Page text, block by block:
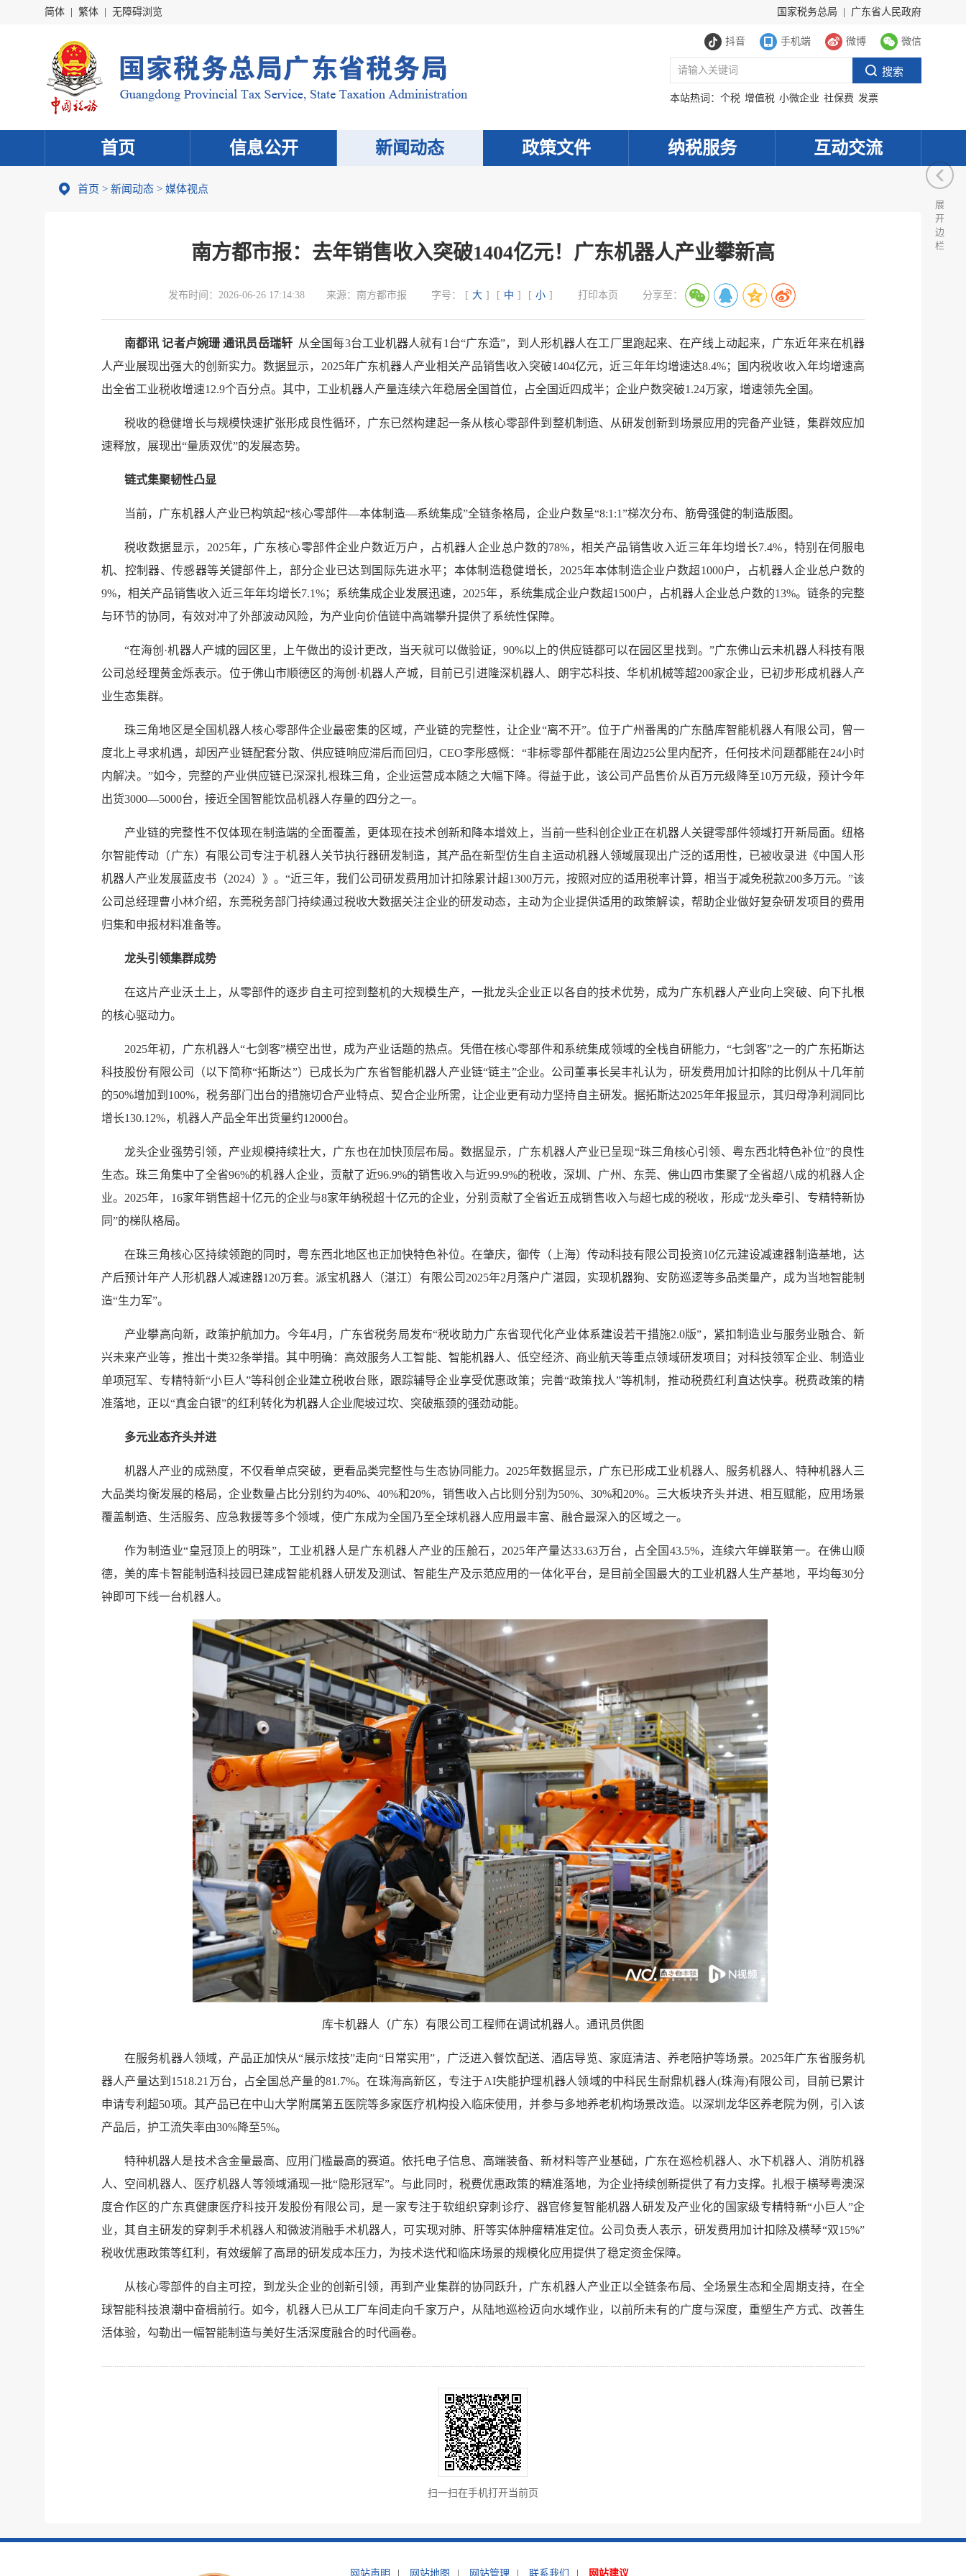
简体 繁体 无障碍浏览 国家税务总局 广东省人民政府
抖音 手机端 微博 微信
本站热词： 个税 增值税 小微企业 社保费 发票
首页 信息公开 新闻动态 政策文件 纳税服务 互动交流
首页 > 新闻动态 > 媒体视点
南方都市报：去年销售收入突破1404亿元！广东机器人产业攀新高
发布时间： 2026-06-26 17:14:38 来源： 南方都市报 字号： [ 大 ] [ 中 ] [ 小 ] 打印本页 分享至：
南都讯 记者卢婉珊 通讯员岳瑞轩从全国每3台工业机器人就有1台“广东造”，到人形机器人在工厂里跑起来、在产线上动起来，广东近年来在机器
人产业展现出强大的创新实力。数据显示，2025年广东机器人产业相关产品销售收入突破1404亿元，近三年年均增速达8.4%；国内税收收入年均增速高
出全省工业税收增速12.9个百分点。其中，工业机器人产量连续六年稳居全国首位，占全国近四成半；企业户数突破1.24万家，增速领先全国。
税收的稳健增长与规模快速扩张形成良性循环，广东已然构建起一条从核心零部件到整机制造、从研发创新到场景应用的完备产业链，集群效应加
速释放，展现出“量质双优”的发展态势。
链式集聚韧性凸显
当前，广东机器人产业已构筑起“核心零部件—本体制造—系统集成”全链条格局，企业户数呈“8:1:1”梯次分布、筋骨强健的制造版图。
税收数据显示，2025年，广东核心零部件企业户数近万户，占机器人企业总户数的78%，相关产品销售收入近三年年均增长7.4%，特别在伺服电
机、控制器、传感器等关键部件上，部分企业已达到国际先进水平；本体制造稳健增长，2025年本体制造企业户数超1000户，占机器人企业总户数的
9%，相关产品销售收入近三年年均增长7.1%；系统集成企业发展迅速，2025年，系统集成企业户数超1500户，占机器人企业总户数的13%。链条的完整
与环节的协同，有效对冲了外部波动风险，为产业向价值链中高端攀升提供了系统性保障。
“在海创·机器人产城的园区里，上午做出的设计更改，当天就可以做验证，90%以上的供应链都可以在园区里找到。”广东佛山云未机器人科技有限
公司总经理黄金烁表示。位于佛山市顺德区的海创·机器人产城，目前已引进隆深机器人、朗宇芯科技、华机机械等超200家企业，已初步形成机器人产
业生态集群。
珠三角地区是全国机器人核心零部件企业最密集的区域，产业链的完整性，让企业“离不开”。位于广州番禺的广东酷库智能机器人有限公司，曾一
度北上寻求机遇，却因产业链配套分散、供应链响应滞后而回归，CEO李彤感慨：“非标零部件都能在周边25公里内配齐，任何技术问题都能在24小时
内解决。”如今，完整的产业供应链已深深扎根珠三角，企业运营成本随之大幅下降。得益于此，该公司产品售价从百万元级降至10万元级，预计今年
出货3000—5000台，接近全国智能饮品机器人存量的四分之一。
产业链的完整性不仅体现在制造端的全面覆盖，更体现在技术创新和降本增效上，当前一些科创企业正在机器人关键零部件领域打开新局面。纽格
尔智能传动（广东）有限公司专注于机器人关节执行器研发制造，其产品在新型仿生自主运动机器人领域展现出广泛的适用性，已被收录进《中国人形
机器人产业发展蓝皮书（2024）》。“近三年，我们公司研发费用加计扣除累计超1300万元，按照对应的适用税率计算，相当于减免税款200多万元。”该
公司总经理曹小林介绍，东莞税务部门持续通过税收大数据关注企业的研发动态，主动为企业提供适用的政策解读，帮助企业做好复杂研发项目的费用
归集和申报材料准备等。
龙头引领集群成势
在这片产业沃土上，从零部件的逐步自主可控到整机的大规模生产，一批龙头企业正以各自的技术优势，成为广东机器人产业向上突破、向下扎根
的核心驱动力。
2025年初，广东机器人“七剑客”横空出世，成为产业话题的热点。凭借在核心零部件和系统集成领域的全栈自研能力，“七剑客”之一的广东拓斯达
科技股份有限公司（以下简称“拓斯达”）已成长为广东省智能机器人产业链“链主”企业。公司董事长吴丰礼认为，研发费用加计扣除的比例从十几年前
的50%增加到100%，税务部门出台的措施切合产业特点、契合企业所需，让企业更有动力坚持自主研发。据拓斯达2025年年报显示，其归母净利润同比
增长130.12%，机器人产品全年出货量约12000台。
龙头企业强势引领，产业规模持续壮大，广东也在加快顶层布局。数据显示，广东机器人产业已呈现“珠三角核心引领、粤东西北特色补位”的良性
生态。珠三角集中了全省96%的机器人企业，贡献了近96.9%的销售收入与近99.9%的税收，深圳、广州、东莞、佛山四市集聚了全省超八成的机器人企
业。2025年，16家年销售超十亿元的企业与8家年纳税超十亿元的企业，分别贡献了全省近五成销售收入与超七成的税收，形成“龙头牵引、专精特新协
同”的梯队格局。
在珠三角核心区持续领跑的同时，粤东西北地区也正加快特色补位。在肇庆，御传（上海）传动科技有限公司投资10亿元建设减速器制造基地，达
产后预计年产人形机器人减速器120万套。派宝机器人（湛江）有限公司2025年2月落户广湛园，实现机器狗、安防巡逻等多品类量产，成为当地智能制
造“生力军”。
产业攀高向新，政策护航加力。今年4月，广东省税务局发布“税收助力广东省现代化产业体系建设若干措施2.0版”，紧扣制造业与服务业融合、新
兴未来产业等，推出十类32条举措。其中明确：高效服务人工智能、智能机器人、低空经济、商业航天等重点领域研发项目；对科技领军企业、制造业
单项冠军、专精特新“小巨人”等科创企业建立税收台账，跟踪辅导企业享受优惠政策；完善“政策找人”等机制，推动税费红利直达快享。税费政策的精
准落地，正以“真金白银”的红利转化为机器人企业爬坡过坎、突破瓶颈的强劲动能。
多元业态齐头并进
机器人产业的成熟度，不仅看单点突破，更看品类完整性与生态协同能力。2025年数据显示，广东已形成工业机器人、服务机器人、特种机器人三
大品类均衡发展的格局，企业数量占比分别约为40%、40%和20%，销售收入占比则分别为50%、30%和20%。三大板块齐头并进、相互赋能，应用场景
覆盖制造、生活服务、应急救援等多个领域，使广东成为全国乃至全球机器人应用最丰富、融合最深入的区域之一。
作为制造业“皇冠顶上的明珠”，工业机器人是广东机器人产业的压舱石，2025年产量达33.63万台，占全国43.5%，连续六年蝉联第一。在佛山顺
德，美的库卡智能制造科技园已建成智能机器人研发及测试、智能生产及示范应用的一体化平台，是目前全国最大的工业机器人生产基地，平均每30分
钟即可下线一台机器人。
库卡机器人（广东）有限公司工程师在调试机器人。通讯员供图
在服务机器人领域，产品正加快从“展示炫技”走向“日常实用”，广泛进入餐饮配送、酒店导览、家庭清洁、养老陪护等场景。2025年广东省服务机
器人产量达到1518.21万台，占全国总产量的81.7%。在珠海高新区，专注于AI失能护理机器人领域的中科民生耐鼎机器人(珠海)有限公司，目前已累计
申请专利超50项。其产品已在中山大学附属第五医院等多家医疗机构投入临床使用，并参与多地养老机构场景改造。以深圳龙华区养老院为例，引入该
产品后，护工流失率由30%降至5%。
特种机器人是技术含金量最高、应用门槛最高的赛道。依托电子信息、高端装备、新材料等产业基础，广东在巡检机器人、水下机器人、消防机器
人、空间机器人、医疗机器人等领域涌现一批“隐形冠军”。与此同时，税费优惠政策的精准落地，为企业持续创新提供了有力支撑。扎根于横琴粤澳深
度合作区的广东真健康医疗科技开发股份有限公司，是一家专注于软组织穿刺诊疗、器官修复智能机器人研发及产业化的国家级专精特新“小巨人”企
业，其自主研发的穿刺手术机器人和微波消融手术机器人，可实现对肺、肝等实体肿瘤精准定位。公司负责人表示，研发费用加计扣除及横琴“双15%”
税收优惠政策等红利，有效缓解了高昂的研发成本压力，为技术迭代和临床场景的规模化应用提供了稳定资金保障。
从核心零部件的自主可控，到龙头企业的创新引领，再到产业集群的协同跃升，广东机器人产业正以全链条布局、全场景生态和全周期支持，在全
球智能科技浪潮中奋楫前行。如今，机器人已从工厂车间走向千家万户，从陆地巡检迈向水域作业，以前所未有的广度与深度，重塑生产方式、改善生
活体验，勾勒出一幅智能制造与美好生活深度融合的时代画卷。
扫一扫在手机打开当前页
网站声明 网站地图 网站管理 联系我们 网站建议
展
开
边
栏